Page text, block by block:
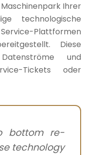
Ihrer
technologische
Plattformen
Diese
und
Tickets oder
bottom re-
technology